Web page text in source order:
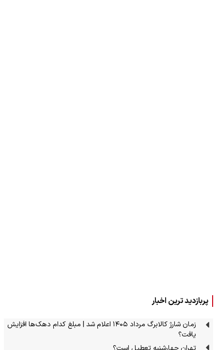
پربازدید ترین اخبار
زمان شارژ کالابرگ مرداد ۱۴۰۵ اعلام شد | مبلغ کدام دهک‌ها افزایش
یافت؟